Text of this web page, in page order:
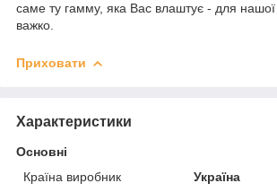
саме ту гамму, яка Вас влаштує - для нашої
важко.
Приховати
Характеристики
Основні
Країна виробник
Україна